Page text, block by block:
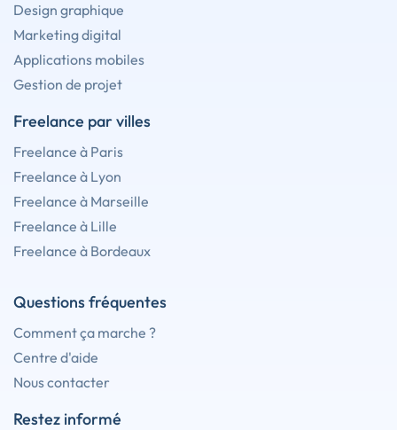
Design graphique
Marketing digital
Applications mobiles
Gestion de projet
Freelance par villes
Freelance à Paris
Freelance à Lyon
Freelance à Marseille
Freelance à Lille
Freelance à Bordeaux
Questions fréquentes
Comment ça marche ?
Centre d'aide
Nous contacter
Restez informé